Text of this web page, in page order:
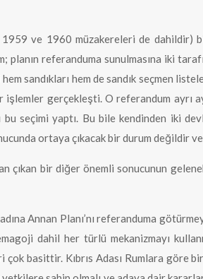
1959 ve 1960 müzakereleri de
referanduma sunulmasına iki
sandıkları hem de sandık seçmen
işlemler gerçekleşti. O referandum ayrı
seçimi yaptı. Bu bile kendinden iki
ortaya çıkacak bir durum değildir ve
çıkan bir diğer önemli sonucunun
Annan Planı’nı referanduma
dahil her türlü mekanizmayı
basittir. Kıbrıs Adası Rumlara göre